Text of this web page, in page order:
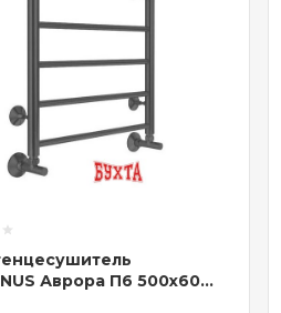
Аврора П6 500x600